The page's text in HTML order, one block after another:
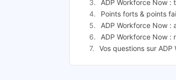
ADP Workforce Now :
Points forts & points
ADP Workforce Now :
ADP Workforce Now :
Vos questions sur